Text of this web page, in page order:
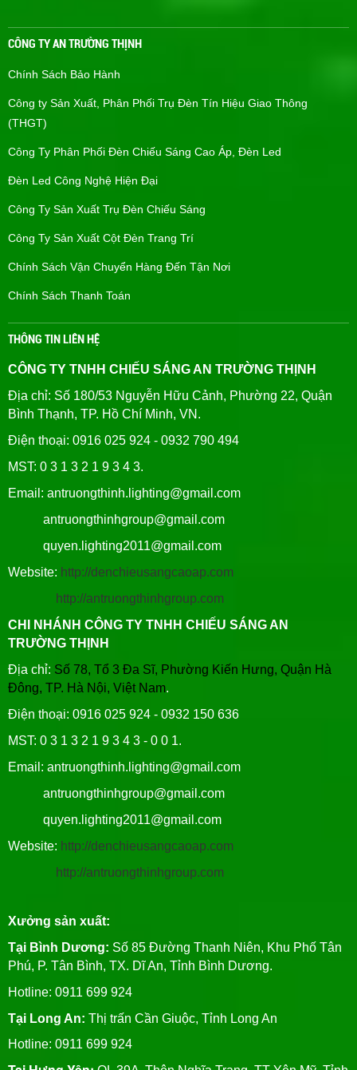
CÔNG TY AN TRƯỜNG THỊNH
Chính Sách Bảo Hành
Công ty Sản Xuất, Phân Phối Trụ Đèn Tín Hiệu Giao Thông
(THGT)
Công Ty Phân Phối Đèn Chiếu Sáng Cao Áp, Đèn Led
Đèn Led Công Nghệ Hiện Đại
Công Ty Sản Xuất Trụ Đèn Chiếu Sáng
Công Ty Sản Xuất Cột Đèn Trang Trí
Chính Sách Vận Chuyển Hàng Đến Tận Nơi
Chính Sách Thanh Toán
THÔNG TIN LIÊN HỆ
CÔNG TY TNHH CHIẾU SÁNG AN TRƯỜNG THỊNH
Địa chỉ: Số 180/53 Nguyễn Hữu Cảnh, Phường 22, Quận
Bình Thạnh, TP. Hồ Chí Minh, VN.
Điện thoại: 0916 025 924 - 0932 790 494
MST: 0 3 1 3 2 1 9 3 4 3.
Email: antruongthinh.lighting@gmail.com
antruongthinhgroup@gmail.com
quyen.lighting2011@gmail.com
Website: http://denchieusangcaoap.com
http://antruongthinhgroup.com
CHI NHÁNH CÔNG TY TNHH CHIẾU SÁNG AN
TRƯỜNG THỊNH
Địa chỉ: Số 78, Tổ 3 Đa Sĩ, Phường Kiến Hưng, Quận Hà
Đông, TP. Hà Nội, Việt Nam.
Điện thoại: 0916 025 924 - 0932 150 636
MST: 0 3 1 3 2 1 9 3 4 3 - 0 0 1.
Email: antruongthinh.lighting@gmail.com
antruongthinhgroup@gmail.com
quyen.lighting2011@gmail.com
Website: http://denchieusangcaoap.com
http://antruongthinhgroup.com
Xưởng sản xuất:
Tại Bình Dương: Số 85 Đường Thanh Niên, Khu Phố Tân
Phú, P. Tân Bình, TX. Dĩ An, Tỉnh Bình Dương.
Hotline: 0911 699 924
Tại Long An: Thị trấn Cần Giuộc, Tỉnh Long An
Hotline: 0911 699 924